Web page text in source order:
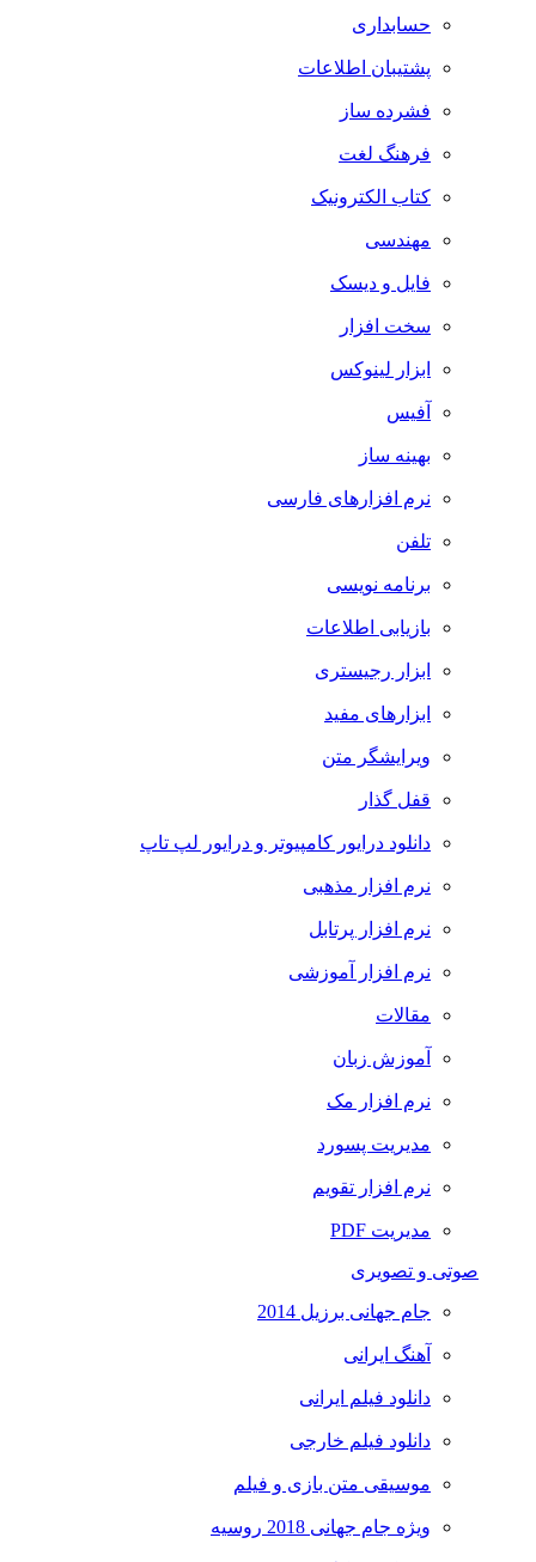
حسابداری
پشتیبان اطلاعات
فشرده ساز
فرهنگ لغت
کتاب الکترونیک
مهندسی
فایل و دیسک
سخت افزار
ابزار لینوکس
آفیس
بهینه ساز
نرم افزارهای فارسی
تلفن
برنامه نویسی
بازیابی اطلاعات
ابزار رجیستری
ابزارهای مفید
ویرایشگر متن
قفل گذار
دانلود درایور کامپیوتر و درایور لپ تاپ
نرم افزار مذهبی
نرم افزار پرتابل
نرم افزار آموزشی
مقالات
آموزش زبان
نرم افزار مک
مدیریت پسورد
نرم افزار تقویم
مدیریت PDF
صوتی و تصویری
جام جهانی برزیل 2014
آهنگ ایرانی
دانلود فیلم ایرانی
دانلود فیلم خارجی
موسیقی متن بازی و فیلم
ویژه جام جهانی 2018 روسیه